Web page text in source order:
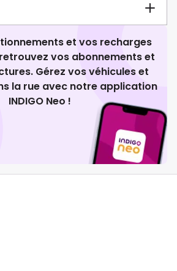
et vos recharges
vos abonnements et
Gérez vos véhicules et
la rue avec notre application
INDIGO Neo !